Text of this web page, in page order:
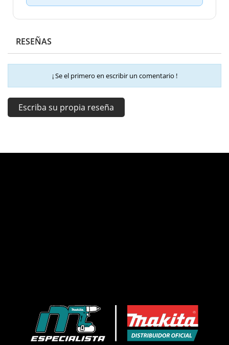
RESEÑAS
¡ Se el primero en escribir un comentario !
Escriba su propia reseña